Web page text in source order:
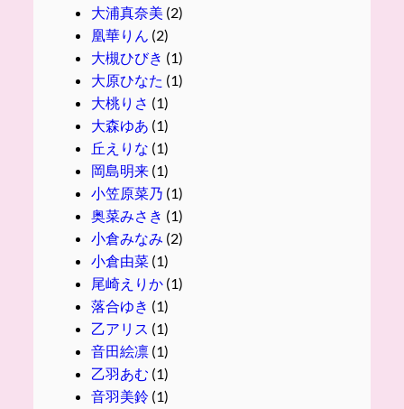
大浦真奈美 (2)
凰華りん (2)
大槻ひびき (1)
大原ひなた (1)
大桃りさ (1)
大森ゆあ (1)
丘えりな (1)
岡島明来(1)
小笠原菜乃 (1)
奥菜みさき (1)
小倉みなみ (2)
小倉由菜(1)
尾崎えりか(1)
落合ゆき (1)
乙アリス (1)
音田絵凛(1)
乙羽あむ (1)
音羽美鈴(1)